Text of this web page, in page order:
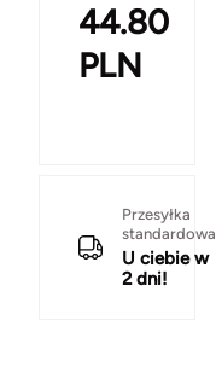
44.80
PLN
Przesyłka
standardowa
U ciebie w
2 dni!